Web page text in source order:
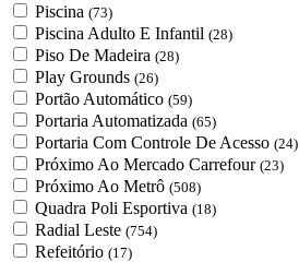
Piscina (73)
Piscina Adulto E Infantil (28)
Piso De Madeira (28)
Play Grounds (26)
Portão Automático (59)
Portaria Automatizada (65)
Portaria Com Controle De Acesso (24)
Próximo Ao Mercado Carrefour (23)
Próximo Ao Metrô (508)
Quadra Poli Esportiva (18)
Radial Leste (754)
Refeitório (17)